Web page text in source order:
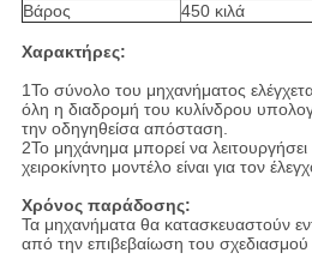
Βάρος
450 κιλά
Χαρακτήρες:
1Το σύνολο του μηχανήματος
όλη η διαδρομή του κυλίνδρου
την οδηγηθείσα απόσταση.
2Το μηχάνημα μπορεί να
χειροκίνητο μοντέλο είναι για τον
Χρόνος παράδοσης:
Τα μηχανήματα θα κατασκευαστούν
από την επιβεβαίωση του